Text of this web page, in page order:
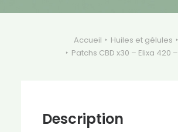
par
Accueil Huiles et gélules
Patchs CBD x30 – Elixa
Description